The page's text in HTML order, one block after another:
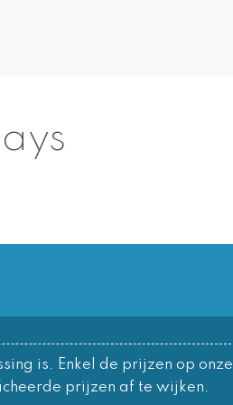
is. Enkel de prijzen op onze
prijzen af te wijken.